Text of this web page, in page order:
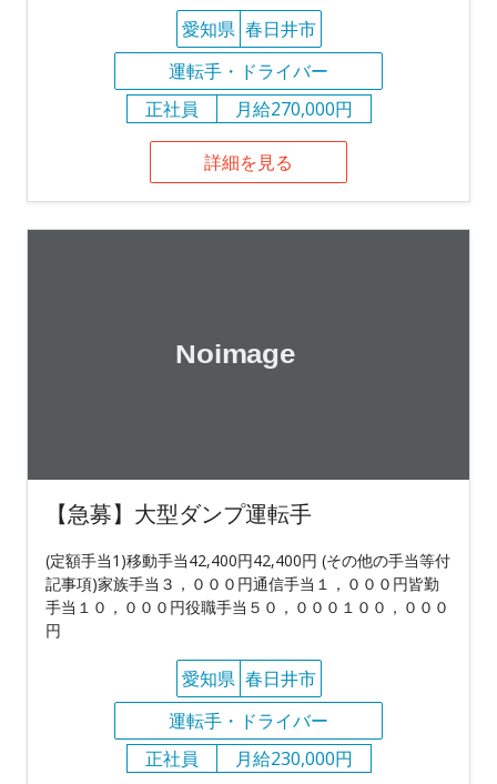
愛知県 春日井市
運転手・ドライバー
正社員
月給270,000円
詳細を見る
【急募】大型ダンプ運転手
(定額手当1)移動手当42,400円42,400円 (その他の手当等付
記事項)家族手当３，０００円通信手当１，０００円皆勤
手当１０，０００円役職手当５０，０００１００，０００
円
愛知県 春日井市
運転手・ドライバー
正社員
月給230,000円